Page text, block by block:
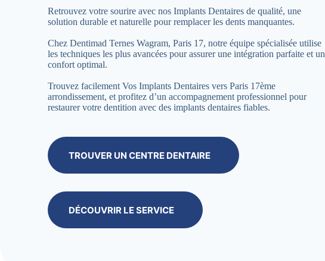
Retrouvez votre sourire avec nos Implants Dentaires de qualité, une
solution durable et naturelle pour remplacer les dents manquantes.
Chez Dentimad Ternes Wagram, Paris 17, notre équipe spécialisée utilise
les techniques les plus avancées pour assurer une intégration parfaite et un
confort optimal.
Trouvez facilement Vos Implants Dentaires vers Paris 17ème
arrondissement, et profitez d’un accompagnement professionnel pour
restaurer votre dentition avec des implants dentaires fiables.
TROUVER UN CENTRE DENTAIRE
DÉCOUVRIR LE SERVICE